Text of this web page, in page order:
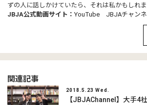
ずの人に話しかけていたら、それは私かもしれま
JBJA公式動画サイト：YouTube JBJAチャン
関連記事
2018.5.23 Wed.
【JBJAChannel】大手4